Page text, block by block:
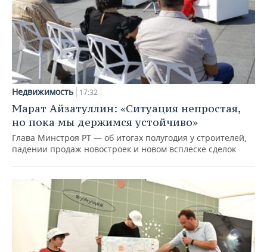
Недвижимость 17:32
Марат Айзатуллин: «Ситуация непростая,
но пока мы держимся устойчиво»
Глава Минстроя РТ — об итогах полугодия у строителей,
падении продаж новостроек и новом всплеске сделок